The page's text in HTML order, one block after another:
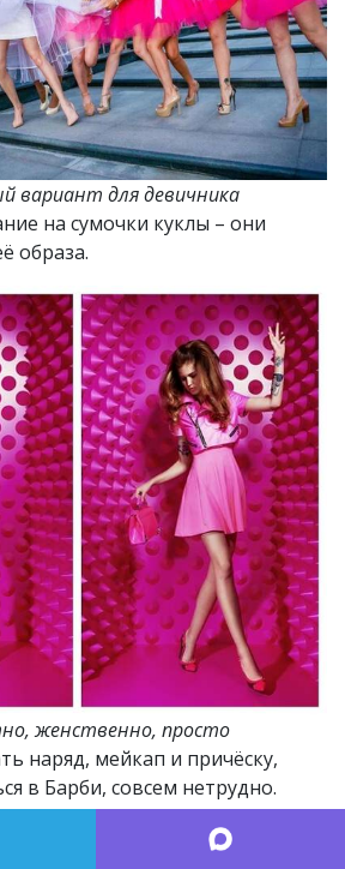
вариант для девичника
на сумочки куклы – они
образа.
женственно, просто
наряд, мейкап и причёску,
в Барби, совсем нетрудно.
говорит, что на неё вы не
и всё готово.